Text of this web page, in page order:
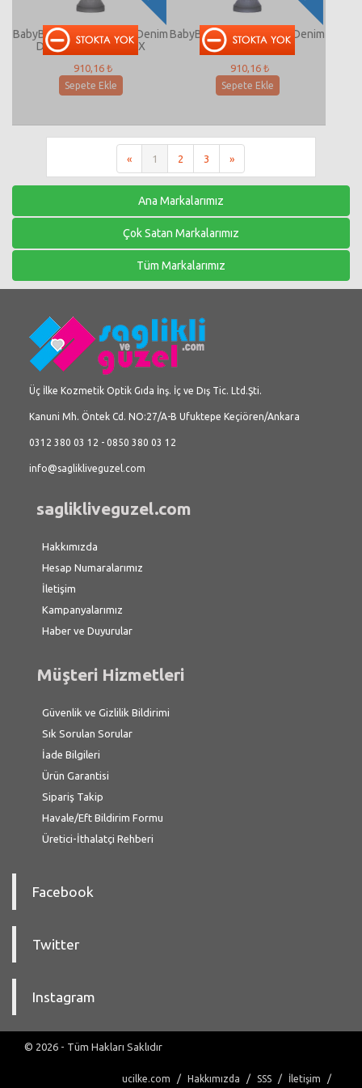
BabyBjörn Kanguru One Denim
Dark Grey Cotton MİX
910,16 ₺
Sepete Ekle
BabyBjörn Kanguru One Denim
Blue Cotton MİX
910,16 ₺
Sepete Ekle
« 1 2 3 »
Ana Markalarımız
Çok Satan Markalarımız
Tüm Markalarımız
Üç İlke Kozmetik Optik Gıda İnş. İç ve Dış Tic. Ltd.Şti.
Kanuni Mh. Öntek Cd. NO:27/A-B Ufuktepe Keçiören/Ankara
0312 380 03 12 - 0850 380 03 12
info@saglikliveguzel.com
saglikliveguzel.com
Hakkımızda
Hesap Numaralarımız
İletişim
Kampanyalarımız
Haber ve Duyurular
Müşteri Hizmetleri
Güvenlik ve Gizlilik Bildirimi
Sık Sorulan Sorular
İade Bilgileri
Ürün Garantisi
Sipariş Takip
Havale/Eft Bildirim Formu
Üretici-İthalatçi Rehberi
Facebook
Twitter
Instagram
© 2026 - Tüm Hakları Saklıdır
ucilke.com Hakkımızda SSS İletişim